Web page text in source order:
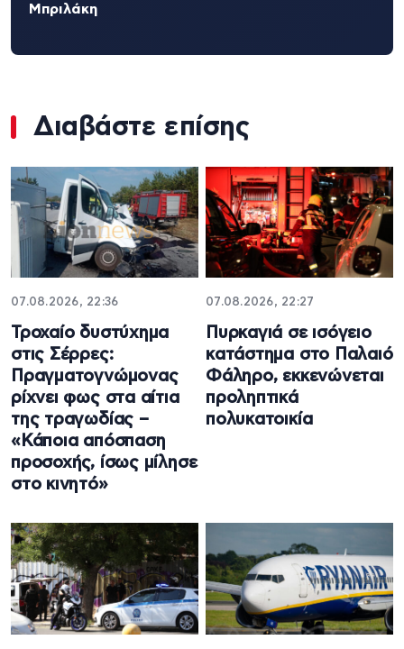
Μπριλάκη
Διαβάστε επίσης
07.08.2026, 22:36
Τροχαίο δυστύχημα
στις Σέρρες:
Πραγματογνώμονας
ρίχνει φως στα αίτια
της τραγωδίας –
«Κάποια απόσπαση
προσοχής, ίσως μίλησε
στο κινητό»
07.08.2026, 22:27
Πυρκαγιά σε ισόγειο
κατάστημα στο Παλαιό
Φάληρο, εκκενώνεται
προληπτικά
πολυκατοικία